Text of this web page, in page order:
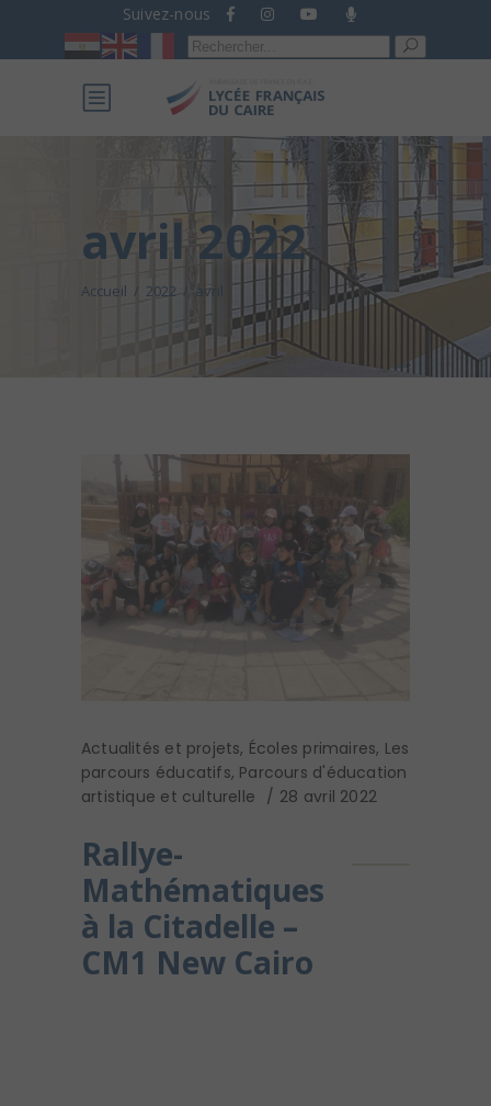
Suivez-nous
Recherche
pour :
avril 2022
Accueil / 2022 / avril
Actualités et projets, Écoles primaires, Les
parcours éducatifs, Parcours d'éducation
artistique et culturelle
28 avril 2022
Rallye-
Mathématiques
à la Citadelle –
CM1 New Cairo